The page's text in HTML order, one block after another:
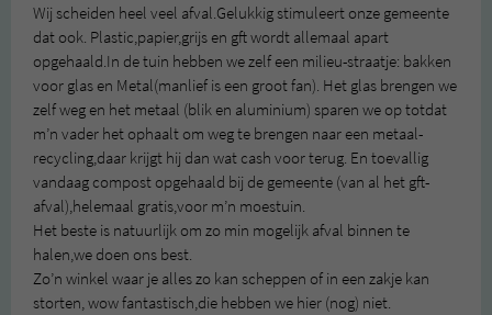
Wij scheiden heel veel afval.Gelukkig stimuleert onze gemeente
dat ook. Plastic,papier,grijs en gft wordt allemaal apart
opgehaald.In de tuin hebben we zelf een milieu-straatje: bakken
voor glas en Metal(manlief is een groot fan). Het glas brengen we
zelf weg en het metaal (blik en aluminium) sparen we op totdat
m’n vader het ophaalt om weg te brengen naar een metaal-
recycling,daar krijgt hij dan wat cash voor terug. En toevallig
vandaag compost opgehaald bij de gemeente (van al het gft-
afval),helemaal gratis,voor m’n moestuin.
Het beste is natuurlijk om zo min mogelijk afval binnen te
halen,we doen ons best.
Zo’n winkel waar je alles zo kan scheppen of in een zakje kan
storten, wow fantastisch,die hebben we hier (nog) niet.